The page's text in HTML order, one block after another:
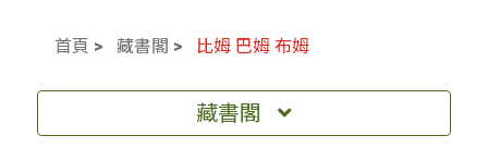
首頁 藏書閣 比姆 巴姆 布姆
藏書閣